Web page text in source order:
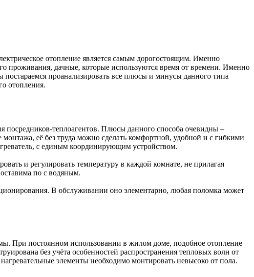
отопление является самым дорогостоящим. Именно
проживания, дачные, которые используются время от времени. Именно
постараемся проанализировать все плюсы и минусы данного типа
отопления.
посредников-теплоагентов. Плюсы данного способа очевидны –
её без труда можно сделать комфортной, удобной и с гибкими
с единым координирующим устройством.
и регулировать температуру в каждой комнате, не прилагая
по с водяным.
В обслуживании оно элементарно, любая поломка может
При постоянном использовании в жилом доме, подобное отопление
без учёта особенностей распространения тепловых волн от
элементы необходимо монтировать невысоко от пола.